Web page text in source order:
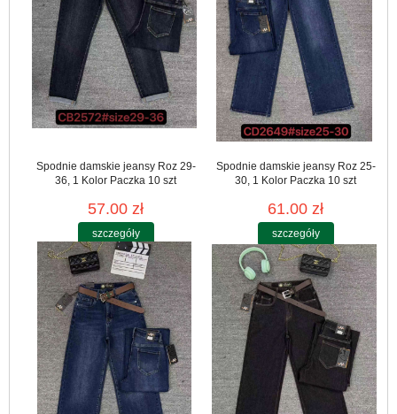
Spodnie damskie jeansy Roz 29-
36, 1 Kolor Paczka 10 szt
57.00 zł
szczegóły
Spodnie damskie jeansy Roz 25-
30, 1 Kolor Paczka 10 szt
61.00 zł
szczegóły